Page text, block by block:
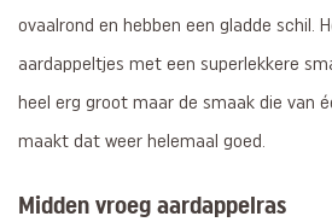
ovaalrond en hebben een gladde schil.
aardappeltjes met een superlekkere
heel erg groot maar de smaak die van
maakt dat weer helemaal goed.
Midden vroeg aardappelras